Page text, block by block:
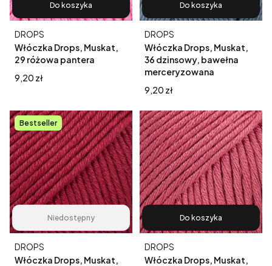
Do koszyka
Włóczka Drops, Muskat,
29 różowa pantera
Producent
DROPS
Cena
9,20 zł
Do koszyka
Włóczka Drops, Muskat,
36 dzinsowy, bawełna
merceryzowana
Producent
DROPS
Cena
9,20 zł
Bestseller
Niedostępny
Włóczka Drops, Muskat,
Producent
DROPS
Do koszyka
Włóczka Drops, Muskat,
Producent
DROPS